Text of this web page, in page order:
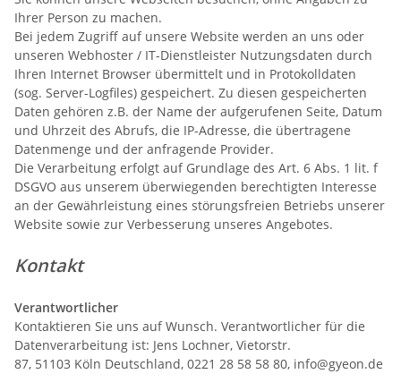
Ihrer Person zu machen.
Bei jedem Zugriff auf unsere Website werden an uns oder
unseren Webhoster / IT-Dienstleister Nutzungsdaten durch
Ihren Internet Browser übermittelt und in Protokolldaten
(sog. Server-Logfiles) gespeichert. Zu diesen gespeicherten
Daten gehören z.B. der Name der aufgerufenen Seite, Datum
und Uhrzeit des Abrufs, die IP-Adresse, die übertragene
Datenmenge und der anfragende Provider.
Die Verarbeitung erfolgt auf Grundlage des Art. 6 Abs. 1 lit. f
DSGVO aus unserem überwiegenden berechtigten Interesse
an der Gewährleistung eines störungsfreien Betriebs unserer
Website sowie zur Verbesserung unseres Angebotes.
Kontakt
Verantwortlicher
Kontaktieren Sie uns auf Wunsch. Verantwortlicher für die
Datenverarbeitung ist: Jens Lochner, Vietorstr.
87, 51103 Köln Deutschland, 0221 28 58 58 80, info@gyeon.de